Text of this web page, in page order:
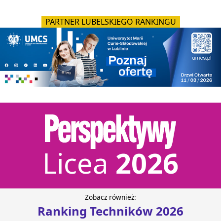
PARTNER WARMIŃSKO-MAZURSKIEGO RANKINGU
Licea 2026
Zobacz również:
Ranking Techników 2026